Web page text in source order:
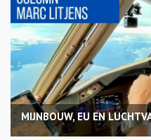
MIJNBOUW, EU EN